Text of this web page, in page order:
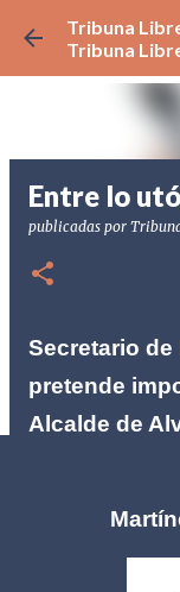
Tribuna
Tribuna
Entre lo
publicadas por
Secretario de
pretende
Alcalde de